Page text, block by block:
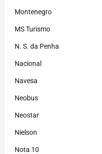
Montenegro
MS Turismo
N. S. da Penha
Nacional
Navesa
Neobus
Neostar
Nielson
Nota 10